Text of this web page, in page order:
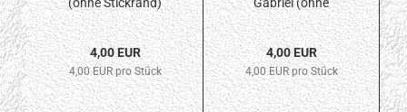
70x100mm
4,00 EUR
4,00 EUR pro Stück
Stickrand)
70x100mm
4,00 EUR
4,00 EUR pro Stück